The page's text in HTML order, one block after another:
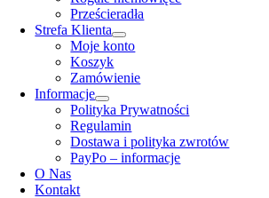
Prześcieradła
Strefa Klienta
Moje konto
Koszyk
Zamówienie
Informacje
Polityka Prywatności
Regulamin
Dostawa i polityka zwrotów
PayPo – informacje
O Nas
Kontakt